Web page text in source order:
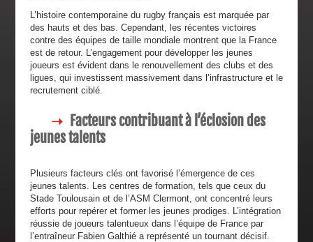
L’histoire contemporaine du rugby français est marquée par
des hauts et des bas. Cependant, les récentes victoires
contre des équipes de taille mondiale montrent que la France
est de retour. L’engagement pour développer les jeunes
joueurs est évident dans le renouvellement des clubs et des
ligues, qui investissent massivement dans l’infrastructure et le
recrutement ciblé.
Facteurs contribuant à l’éclosion des
jeunes talents
Plusieurs facteurs clés ont favorisé l’émergence de ces
jeunes talents. Les centres de formation, tels que ceux du
Stade Toulousain et de l’ASM Clermont, ont concentré leurs
efforts pour repérer et former les jeunes prodiges. L’intégration
réussie de joueurs talentueux dans l’équipe de France par
l’entraîneur Fabien Galthié a représenté un tournant décisif.